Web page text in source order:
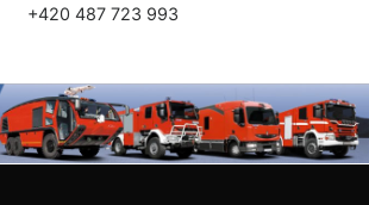
+420 487 723 993